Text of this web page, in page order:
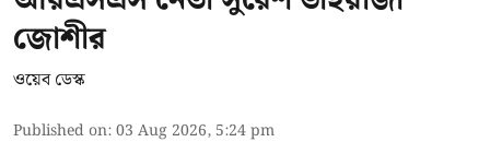
জোশীর
ওয়েব ডেস্ক
Published on:03 Aug 2026, 5:24 pm